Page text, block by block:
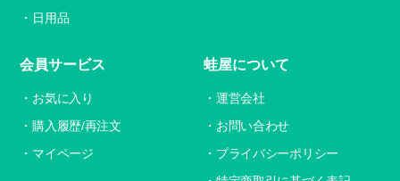
日用品
会員サービス
お気に入り
購入履歴/再注文
マイページ
蛙屋について
運営会社
お問い合わせ
プライバシーポリシー